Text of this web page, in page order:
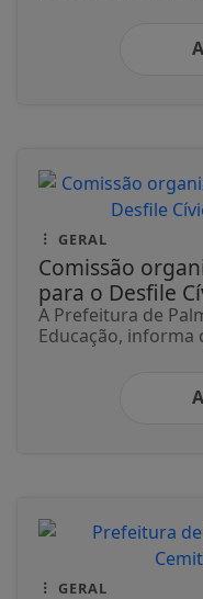
GERAL
Comissão
para o Desfile
A Prefeitura de
Educação, informa
GERAL